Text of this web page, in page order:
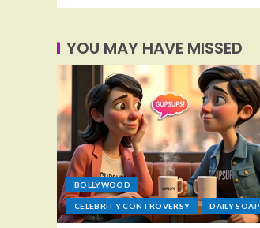
YOU MAY HAVE MISSED
BOLLYWOOD
CELEBRITY CONTROVERSY DAILY SOAP